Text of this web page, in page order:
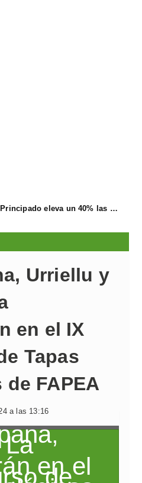
El Principado eleva un 40% las ayudas a la producción ecológica, que superan los cuatro millones de euros
Urriellu y
en el IX
Tapas
FAPEA
a las 13:16